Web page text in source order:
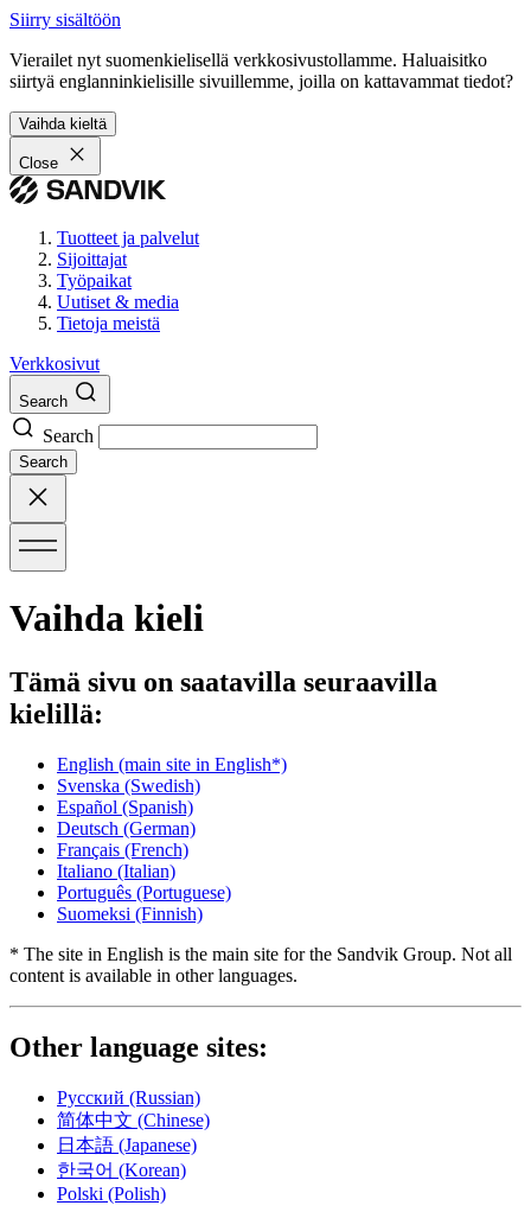
Siirry sisältöön
Vierailet nyt suomenkielisellä verkkosivustollamme. Haluaisitko
siirtyä englanninkielisille sivuillemme, joilla on kattavammat tiedot?
Vaihda kieltä
Close
Tuotteet ja palvelut
Sijoittajat
Työpaikat
Uutiset & media
Tietoja meistä
Verkkosivut
Search
Search
Search
Vaihda kieli
Tämä sivu on saatavilla seuraavilla
kielillä:
English (main site in English*)
Svenska (Swedish)
Español (Spanish)
Deutsch (German)
Français (French)
Italiano (Italian)
Português (Portuguese)
Suomeksi (Finnish)
* The site in English is the main site for the Sandvik Group. Not all
content is available in other languages.
Other language sites:
Русский (Russian)
简体中文 (Chinese)
日本語 (Japanese)
한국어 (Korean)
Polski (Polish)